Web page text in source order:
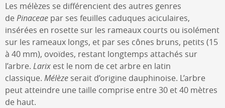
Les mélèzes se différencient des autres genres
de Pinaceae par ses feuilles caduques aciculaires,
insérées en rosette sur les rameaux courts ou isolément
sur les rameaux longs, et par ses cônes bruns, petits (15
à 40 mm), ovoïdes, restant longtemps attachés sur
l’arbre. Larix est le nom de cet arbre en latin
classique. Mélèze serait d’origine dauphinoise. L’arbre
peut atteindre une taille comprise entre 30 et 40 mètres
de haut.